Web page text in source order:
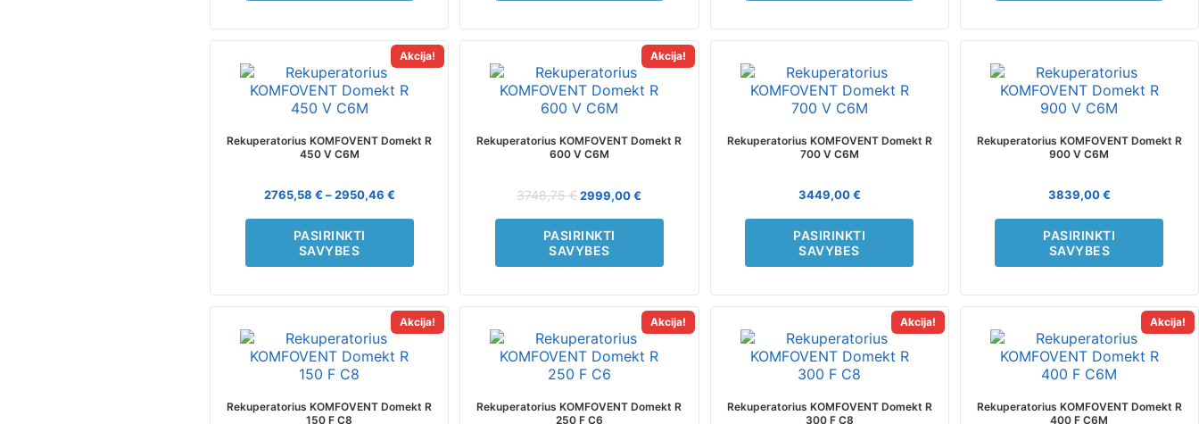
Akcija!
Rekuperatorius KOMFOVENT Domekt R
450 V C6M
2765,58 € – 2950,46 €
PASIRINKTI
SAVYBES
product
has
multiple
variants.
The
may
chosen
on
the
Akcija!
Rekuperatorius KOMFOVENT Domekt R
600 V C6M
3748,75€ 2999,00€
PASIRINKTI
SAVYBES
product
has
multiple
variants.
The
may
be
chosen
on
the
Rekuperatorius KOMFOVENT Domekt R
700 V C6M
3449,00€
PASIRINKTI
SAVYBES
product
has
multiple
variants.
The
may
be
chosen
on
the
Rekuperatorius KOMFOVENT Domekt R
900 V C6M
3839,00€
PASIRINKTI
SAVYBES
product
has
multiple
variants.
The
may
be
chosen
on
the
Akcija!
Rekuperatorius KOMFOVENT Domekt R
150 F C8
product
has
multiple
variants.
The
Akcija!
Rekuperatorius KOMFOVENT Domekt R
250 F C6
product
has
multiple
variants.
The
Akcija!
Rekuperatorius KOMFOVENT Domekt R
300 F C8
product
has
multiple
variants.
The
Akcija!
Rekuperatorius KOMFOVENT Domekt R
400 F C6M
product
has
multiple
variants.
The